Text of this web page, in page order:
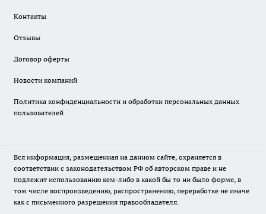
Контакты
Отзывы
Договор оферты
Новости компаний
Политика конфиденциальности и обработки персональных данных
пользователей
Вся информация, размещенная на данном сайте, охраняется в
соответствии с законодательством РФ об авторском праве и не
подлежит использованию кем-либо в какой бы то ни было форме, в
том числе воспроизведению, распространению, переработке не иначе
как с письменного разрешения правообладателя.